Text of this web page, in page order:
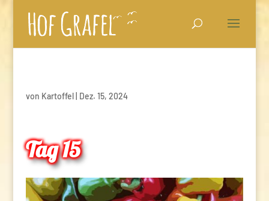
von Kartoffel| Dez. 15, 2024
Tag 15